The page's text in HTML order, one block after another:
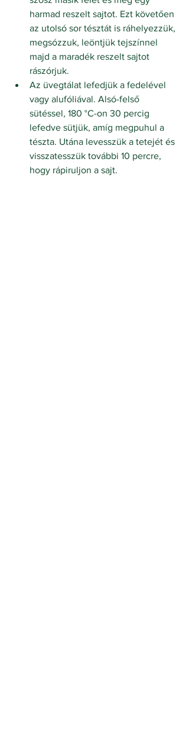
harmad reszelt sajtot. Ezt követően
az utolsó sor tésztát is ráhelyezzük,
megsózzuk, leöntjük tejszínnel
majd a maradék reszelt sajtot
rászórjuk.
Az üvegtálat lefedjük a fedelével
vagy alufóliával. Alsó-felső
sütéssel, 180 °C-on 30 percig
lefedve sütjük, amíg megpuhul a
tészta. Utána levesszük a tetejét és
visszatesszük további 10 percre,
hogy rápiruljon a sajt.